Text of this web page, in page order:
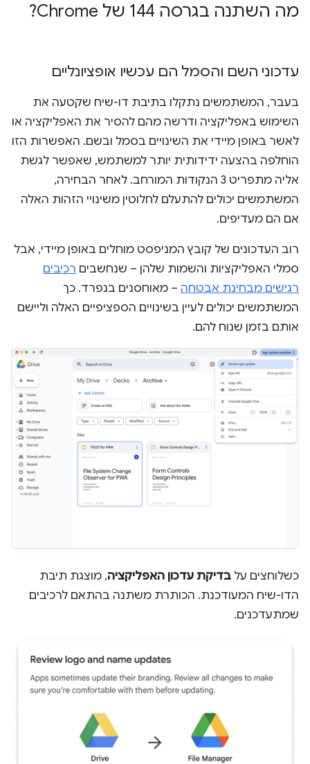
מה השתנה בגרסה 144 של Chrome?
עדכוני השם והסמל הם עכשיו אופציונליים
בעבר, המשתמשים נתקלו בתיבת דו-שיח שקטעה את
השימוש באפליקציה ודרשה מהם להסיר את האפליקציה או
לאשר באופן מיידי את השינויים בסמל ובשם. האפשרות הזו
הוחלפה בהצעה ידידותית יותר למשתמש, שאפשר לגשת
אליה מתפריט 3 הנקודות המורחב. לאחר הבחירה,
המשתמשים יכולים להתעלם לחלוטין משינויי הזהות האלה
אם הם מעדיפים.
רוב העדכונים של קובץ המניפסט מוחלים באופן מיידי, אבל
סמלי האפליקציות והשמות שלהן – שנחשבים רכיבים
רגישים מבחינת אבטחה – מאוחסנים בנפרד. כך
המשתמשים יכולים לעיין בשינויים הספציפיים האלה וליישם
אותם בזמן שנוח להם.
כשלוחצים על בדיקת עדכון האפליקציה, מוצגת תיבת
הדו-שיח המעודכנת. הכותרת משתנה בהתאם לרכיבים
שמתעדכנים.